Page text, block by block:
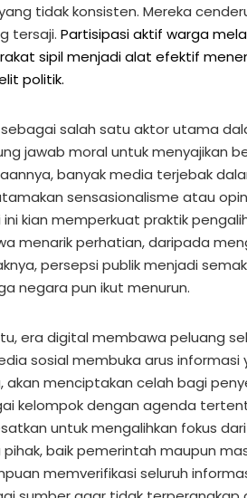
tidak konsisten. Mereka
tersaji. Partisipasi aktif warga
sipil menjadi alat efektif
politik.
salah satu aktor utama
jawab moral untuk menyajikan
banyak media terjebak
sensasionalisme atau
ini kian memperkuat praktik
menarik perhatian, daripada
persepsi publik menjadi
negara pun ikut menurun.
era digital membawa peluang
sosial membuka arus
akan menciptakan celah bagi
kelompok dengan agenda
untuk mengalihkan fokus
baik pemerintah maupun
memverifikasi seluruh